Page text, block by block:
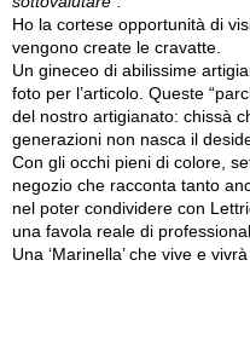
Ho la cortese opportunità di
vengono create le cravatte.
Un gineceo di abilissime
foto per l’articolo. Queste
del nostro artigianato: chissà
generazioni non nasca il
Con gli occhi pieni di colore,
negozio che racconta tanto
nel poter condividere con
una favola reale di
Una ‘Marinella’ che vive e